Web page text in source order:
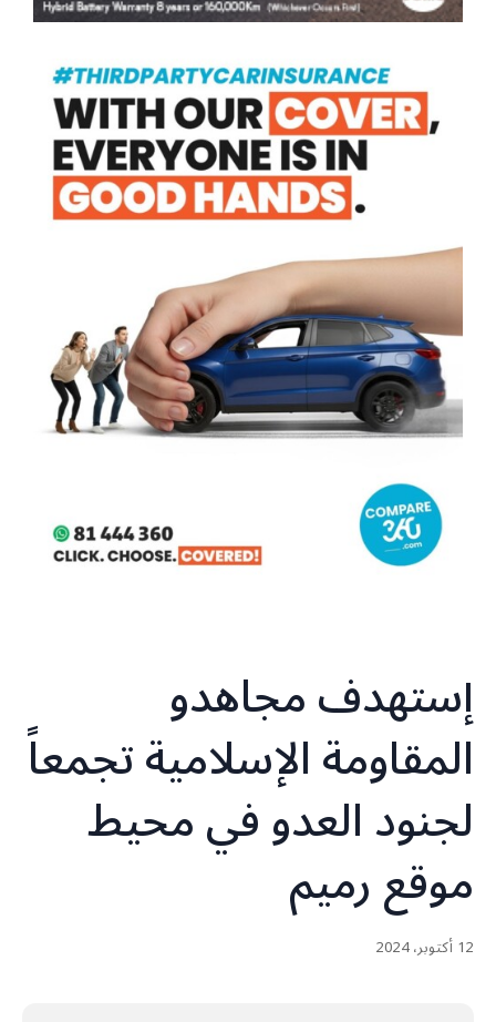
إستهدف مجاهدو
المقاومة ‏الإسلامية تجمعاً
لجنود العدو في محيط
‏موقع رميم
12 أكتوبر، 2024